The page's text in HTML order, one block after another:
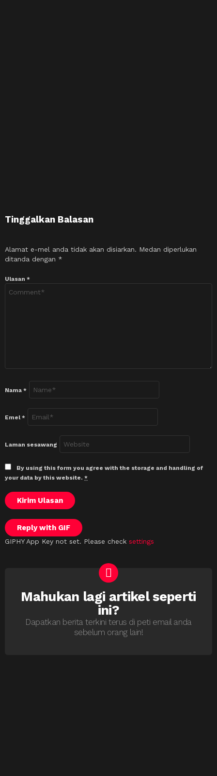
Tinggalkan Balasan
Alamat e-mel anda tidak akan disiarkan. Medan diperlukan
ditanda dengan *
Ulasan *
Nama *
Emel *
Laman sesawang
By using this form you agree with the storage and handling of
your data by this website. *
Kirim Ulasan
Reply with GIF
GIPHY App Key not set. Please check settings
NEWSLETTER
Mahukan lagi artikel seperti
ini?
Dapatkan berita terkini terus di peti email anda
sebelum orang lain!